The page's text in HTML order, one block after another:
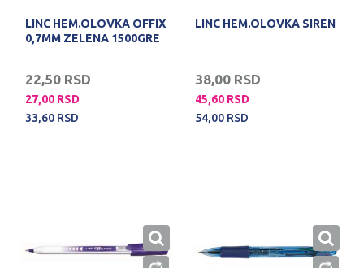
LINC HEM.OLOVKA OFFIX
0,7MM ZELENA 1500GRE
22,50 RSD
27,00 RSD
33,60RSD
LINC HEM.OLOVKA SIREN
38,00 RSD
45,60 RSD
54,00RSD